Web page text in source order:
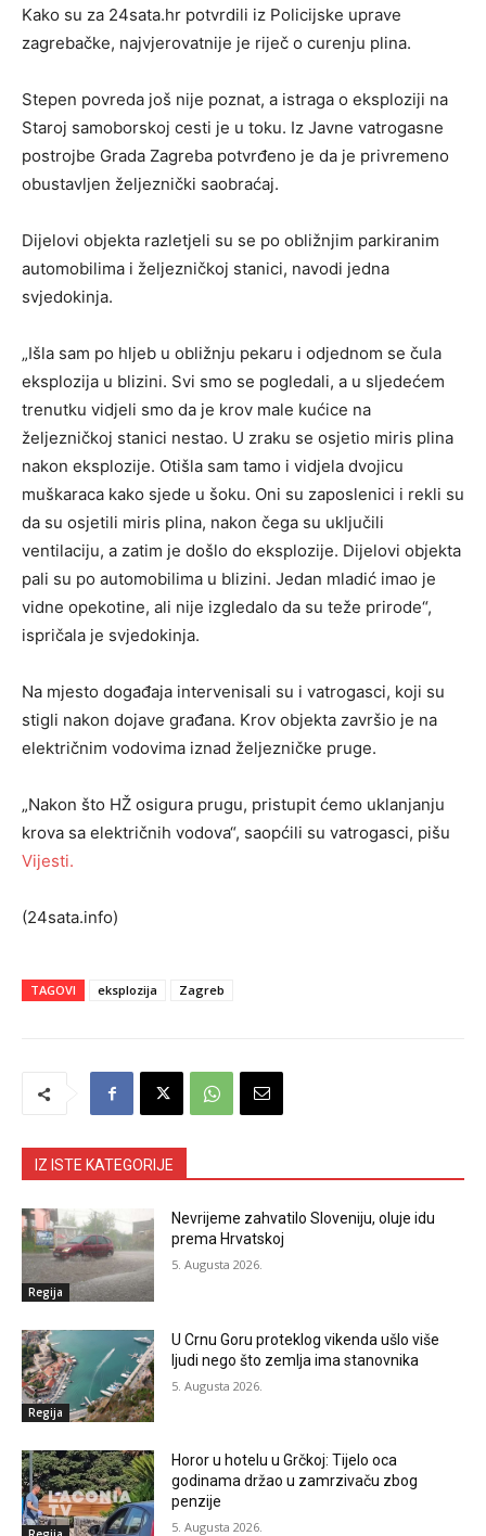
Kako su za 24sata.hr potvrdili iz Policijske uprave
zagrebačke, najvjerovatnije je riječ o curenju plina.
Stepen povreda još nije poznat, a istraga o eksploziji na
Staroj samoborskoj cesti je u toku. Iz Javne vatrogasne
postrojbe Grada Zagreba potvrđeno je da je privremeno
obustavljen željeznički saobraćaj.
Dijelovi objekta razletjeli su se po obližnjim parkiranim
automobilima i željezničkoj stanici, navodi jedna
svjedokinja.
„Išla sam po hljeb u obližnju pekaru i odjednom se čula
eksplozija u blizini. Svi smo se pogledali, a u sljedećem
trenutku vidjeli smo da je krov male kućice na
željezničkoj stanici nestao. U zraku se osjetio miris plina
nakon eksplozije. Otišla sam tamo i vidjela dvojicu
muškaraca kako sjede u šoku. Oni su zaposlenici i rekli su
da su osjetili miris plina, nakon čega su uključili
ventilaciju, a zatim je došlo do eksplozije. Dijelovi objekta
pali su po automobilima u blizini. Jedan mladić imao je
vidne opekotine, ali nije izgledalo da su teže prirode“,
ispričala je svjedokinja.
Na mjesto događaja intervenisali su i vatrogasci, koji su
stigli nakon dojave građana. Krov objekta završio je na
električnim vodovima iznad željezničke pruge.
„Nakon što HŽ osigura prugu, pristupit ćemo uklanjanju
krova sa električnih vodova“, saopćili su vatrogasci, pišu
Vijesti.
(24sata.info)
TAGOVI eksplozija Zagreb
IZ ISTE KATEGORIJE
Regija
Nevrijeme zahvatilo Sloveniju, oluje idu
prema Hrvatskoj
5. Augusta 2026.
Regija
U Crnu Goru proteklog vikenda ušlo više
ljudi nego što zemlja ima stanovnika
5. Augusta 2026.
Horor u hotelu u Grčkoj: Tijelo oca
godinama držao u zamrzivaču zbog
penzije
5. Augusta 2026.